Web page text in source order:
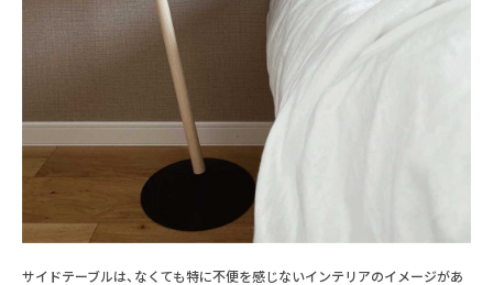
サイドテーブルは、なくても特に不便を感じないインテリアのイメージがあ